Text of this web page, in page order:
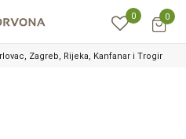
0 0
Zagreb, Rijeka, Kanfanar i Trogir